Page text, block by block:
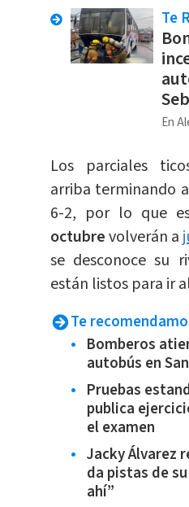
Te
En
Los parciales
arriba terminando
6-2, por lo que
octubrevolverán a
se desconoce su
están listos para ir
Te
Bomberos
autobús en
Pruebas
publica
el examen
Jacky Álvarez
da pistas de
ahí”